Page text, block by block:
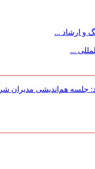
و ارشاد ...
...
هم‌اندیشی مدیران